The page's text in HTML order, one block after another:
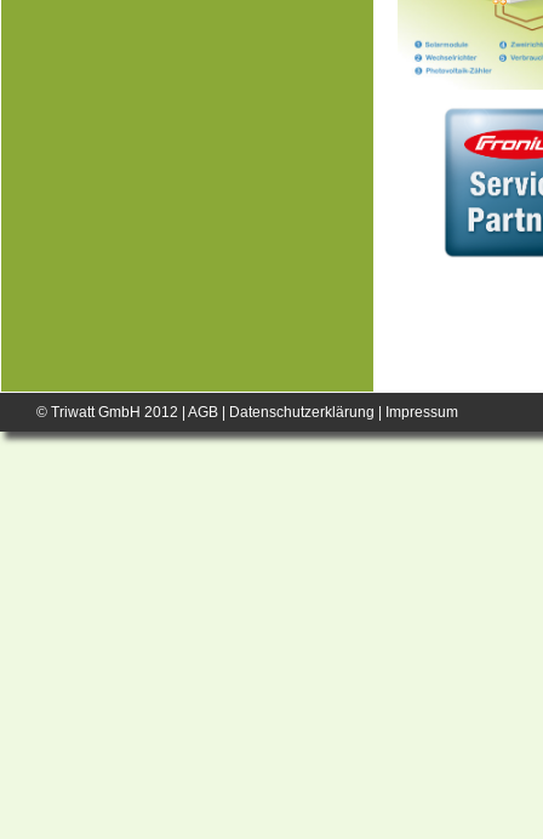
© Triwatt GmbH 2012 | AGB Datenschutzerklärung Impressum